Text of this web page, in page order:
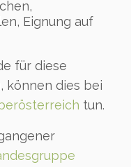
Eignung auf
für diese
können dies bei
tun.